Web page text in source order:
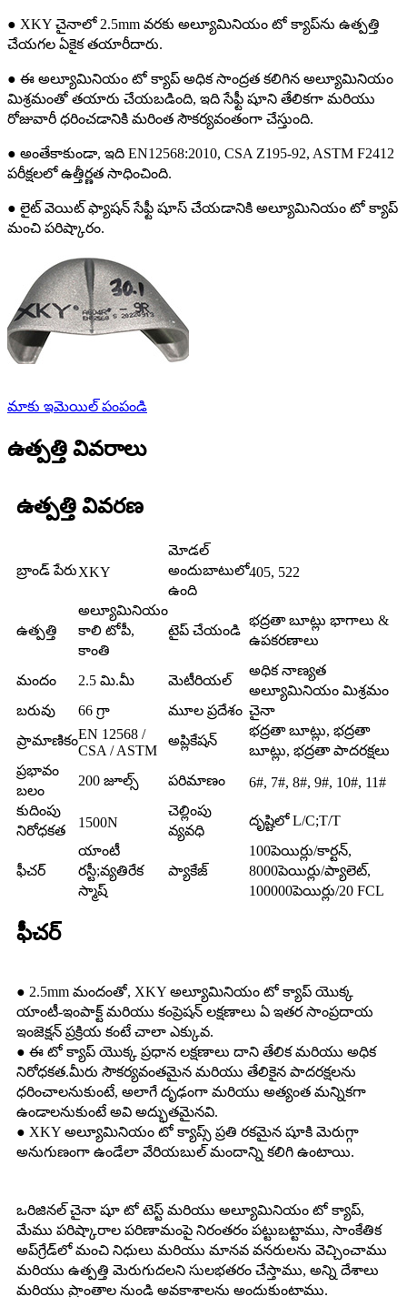
● XKY చైనాలో 2.5mm వరకు అల్యూమినియం టో క్యాప్‌ను ఉత్పత్తి
చేయగల ఏకైక తయారీదారు.
● ఈ అల్యూమినియం టో క్యాప్ అధిక సాంద్రత కలిగిన అల్యూమినియం
మిశ్రమంతో తయారు చేయబడింది, ఇది సేఫ్టీ షూని తేలికగా మరియు
రోజువారీ ధరించడానికి మరింత సౌకర్యవంతంగా చేస్తుంది.
● అంతేకాకుండా, ఇది EN12568:2010, CSA Z195-92, ASTM F2412
పరీక్షలలో ఉత్తీర్ణత సాధించింది.
● లైట్ వెయిట్ ఫ్యాషన్ సేఫ్టీ షూస్ చేయడానికి అల్యూమినియం టో క్యాప్
మంచి పరిష్కారం.
మాకు ఇమెయిల్ పంపండి
ఉత్పత్తి వివరాలు
ఉత్పత్తి వివరణ
బ్రాండ్ పేరుXKY
మోడల్
అందుబాటులో
ఉంది
405, 522
ఉత్పత్తి
అల్యూమినియం
కాలి టోపీ,
కాంతి
టైప్ చేయండి
భద్రతా బూట్లు భాగాలు &
ఉపకరణాలు
మందం 2.5 మి.మీ మెటీరియల్
అధిక నాణ్యత
అల్యూమినియం మిశ్రమం
బరువు
66 గ్రా మూల ప్రదేశం చైనా
ప్రామాణికంEN 12568 /
CSA / ASTM
అప్లికేషన్
భద్రతా బూట్లు, భద్రతా
బూట్లు, భద్రతా పాదరక్షలు
ప్రభావం
బలం
200 జూల్స్ పరిమాణం
6#, 7#, 8#, 9#, 10#, 11#
కుదింపు
నిరోధకత
1500N
చెల్లింపు
వ్యవధి
దృష్టిలో L/C;T/T
ఫీచర్
యాంటీ
రస్టీ;వ్యతిరేక
స్మాష్
ప్యాకేజ్
100పెయిర్లు/కార్టన్,
8000పెయిర్లు/ప్యాలెట్,
100000పెయిర్లు/20 FCL
ఫీచర్
● 2.5mm మందంతో, XKY అల్యూమినియం టో క్యాప్ యొక్క
యాంటీ-ఇంపాక్ట్ మరియు కంప్రెషన్ లక్షణాలు ఏ ఇతర సాంప్రదాయ
ఇంజెక్షన్ ప్రక్రియ కంటే చాలా ఎక్కువ.
● ఈ టో క్యాప్ యొక్క ప్రధాన లక్షణాలు దాని తేలిక మరియు అధిక
నిరోధకత.మీరు సౌకర్యవంతమైన మరియు తేలికైన పాదరక్షలను
ధరించాలనుకుంటే, అలాగే దృఢంగా మరియు అత్యంత మన్నికగా
ఉండాలనుకుంటే అవి అద్భుతమైనవి.
● XKY అల్యూమినియం టో క్యాప్స్ ప్రతి రకమైన షూకి మెరుగ్గా
అనుగుణంగా ఉండేలా వేరియబుల్ మందాన్ని కలిగి ఉంటాయి.
ఒరిజినల్ చైనా షూ టో టెస్ట్ మరియు అల్యూమినియం టో క్యాప్,
మేము పరిష్కారాల పరిణామంపై నిరంతరం పట్టుబట్టాము, సాంకేతిక
అప్‌గ్రేడ్‌లో మంచి నిధులు మరియు మానవ వనరులను వెచ్చించాము
మరియు ఉత్పత్తి మెరుగుదలని సులభతరం చేస్తాము, అన్ని దేశాలు
మరియు ప్రాంతాల నుండి అవకాశాలను అందుకుంటాము.